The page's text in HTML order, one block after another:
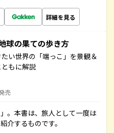
詳細を見る
球の果ての歩き方
い世界の「端っこ」を景観＆
もに解説
売
。本書は、旅人として一度は
介するものです。